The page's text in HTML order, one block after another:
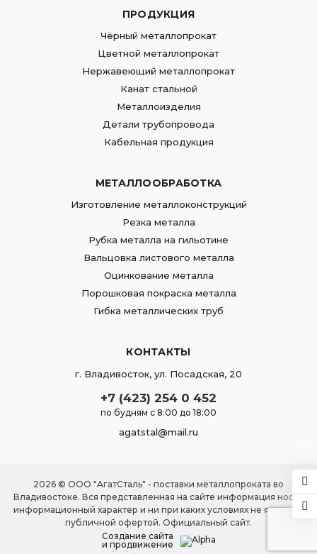
ПРОДУКЦИЯ
Чёрный металлопрокат
Цветной металлопрокат
Нержавеющий металлопрокат
Канат стальной
Металлоизделия
Детали трубопровода
Кабельная продукция
МЕТАЛЛООБРАБОТКА
Изготовление металлоконструкций
Резка металла
Рубка металла на гильотине
Вальцовка листового металла
Оцинкование металла
Порошковая покраска металла
Гибка металлических труб
КОНТАКТЫ
г. Владивосток, ул. Посадская, 20
+7 (423) 254 0 452
по будням с 8:00 до 18:00
agatstal@mail.ru
2026 © ООО "АгатСталь" - поставки металлопроката во
Владивостоке. Вся представленная на сайте информация носит
информационный характер и ни при каких условиях не является
публичной офертой. Официальный сайт.
Создание сайта
и продвижение